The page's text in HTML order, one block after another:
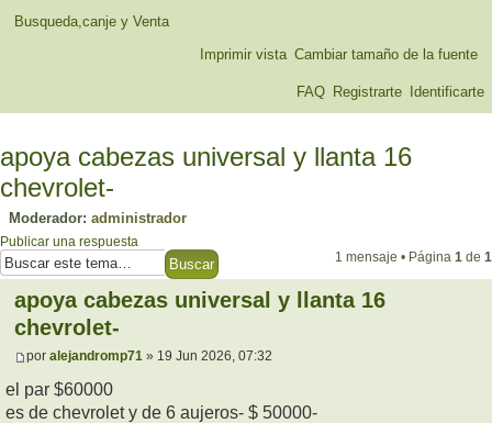
Busqueda,canje y Venta
Cambiar tamaño de la fuente
Imprimir vista
FAQ Registrarte Identificarte
apoya cabezas universal y llanta 16
chevrolet-
Moderador: administrador
Publicar una respuesta
1 mensaje • Página 1 de 1
apoya cabezas universal y llanta 16
chevrolet-
por alejandromp71 » 19 Jun 2026, 07:32
el par $60000
es de chevrolet y de 6 aujeros- $ 50000-